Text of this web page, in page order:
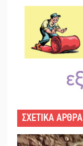
ΣΧΕΤΙΚΑ ΑΡΘΡΑ